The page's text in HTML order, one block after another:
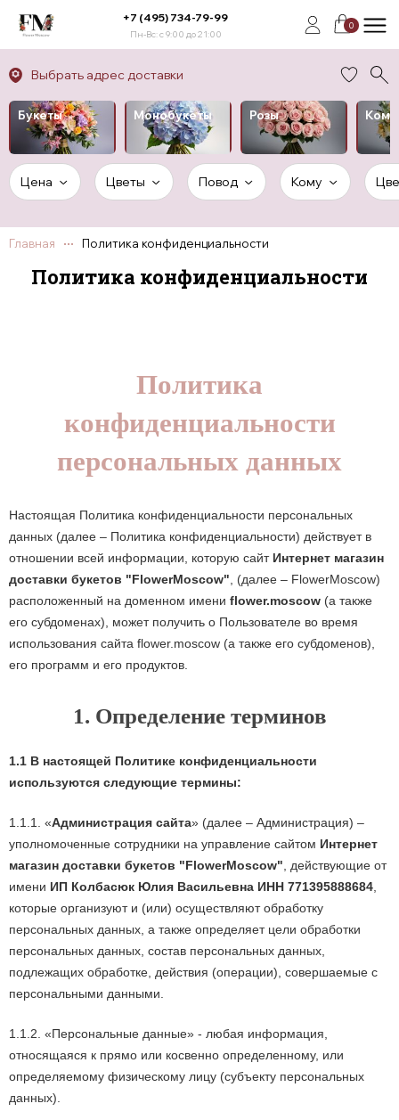
+7 (495) 734-79-99
Пн-Вс: с 9:00 до 21:00
0
Выбрать адрес доставки
Букеты Монобукеты Розы
Цена Цветы Повод Кому
Главная Политика конфиденциальности
Политика конфиденциальности
Политика
конфиденциальности
персональных данных
Настоящая Политика конфиденциальности персональных
данных (далее – Политика конфиденциальности) действует в
отношении всей информации, которую сайт Интернет магазин
доставки букетов "FlowerMoscow" , (далее – FlowerMoscow)
расположенный на доменном имени flower.moscow (а также
его субдоменах), может получить о Пользователе во время
использования сайта flower.moscow (а также его субдоменов),
его программ и его продуктов.
1. Определение терминов
1.1 В настоящей Политике конфиденциальности
используются следующие термины:
1.1.1. «Администрация сайта» (далее – Администрация) –
уполномоченные сотрудники на управление сайтом Интернет
магазин доставки букетов "FlowerMoscow" , действующие от
имени ИП Колбасюк Юлия Васильевна ИНН 771395888684
которые организуют и (или) осуществляют обработку
персональных данных, а также определяет цели обработки
персональных данных, состав персональных данных,
подлежащих обработке, действия (операции), совершаемые с
персональными данными.
1.1.2. «Персональные данные» - любая информация,
относящаяся к прямо или косвенно определенному, или
определяемому физическому лицу (субъекту персональных
данных).